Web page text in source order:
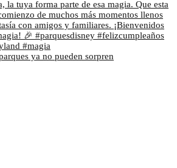
ya no pueden sorpren